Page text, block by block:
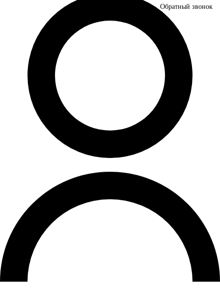
Обратный звонок